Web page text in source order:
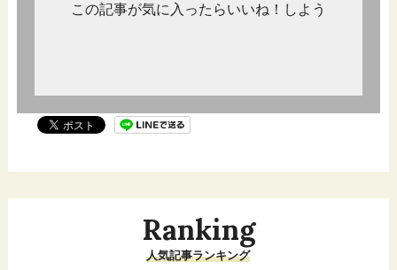
この記事が気に入ったらいいね！しよう
Ranking
人気記事ランキング